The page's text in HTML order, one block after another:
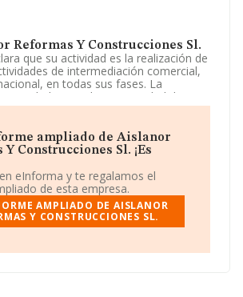
Reformas Y Construcciones Sl.
que su actividad es la realización de
de intermediación comercial,
en todas sus fases. La
Limitada. La actividad de
corresponde a '%cnae%', cuyo Código
Aislanor Reformas y
S.L, NIF B83821975, tiene su domicilio
en Calle Relatores núm. 9 2 I, (28012),
Madrid, Madrid.
disposición de INFORMA sobre 188.948
alcanza la cifra de 36.783
ampliado de Aislanor
Y Construcciones Sl. ¡Es
eInforma y te regalamos el
de esta empresa.
AMPLIADO DE AISLANOR
Y CONSTRUCCIONES SL.